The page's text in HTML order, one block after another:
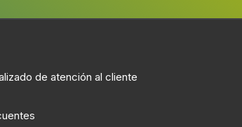
de atención al cliente